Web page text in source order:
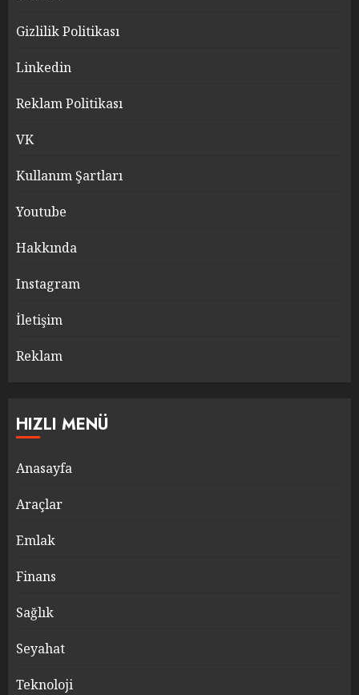
Gizlilik Politikası
Linkedin
Reklam Politikası
VK
Kullanım Şartları
Youtube
Hakkında
Instagram
İletişim
Reklam
HIZLI MENÜ
Anasayfa
Araçlar
Emlak
Finans
Sağlık
Seyahat
Teknoloji